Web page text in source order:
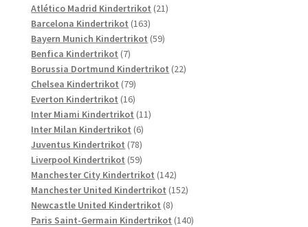
Produkte
Atlético Madrid Kindertrikot 2121
Barcelona Kindertrikot 163163
Produkte
Bayern Munich Kindertrikot 5959
Benfica Kindertrikot 77
Produkte
Borussia Dortmund Kindertrikot 2222
Chelsea Kindertrikot 7979
Produkte
Everton Kindertrikot 1616
Produkte
Inter Miami Kindertrikot 1111
Inter Milan Kindertrikot 66
Produkte
Juventus Kindertrikot 7878
Produkte
Liverpool Kindertrikot 5959
Produkte
Manchester City Kindertrikot 142142
Produkte
Manchester United Kindertrikot 152152
Newcastle United Kindertrikot 88
Produkte
Paris Saint-Germain Kindertrikot 140140